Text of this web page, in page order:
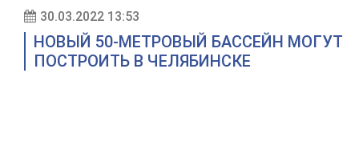
30.03.2022 13:53
НОВЫЙ 50-МЕТРОВЫЙ БАССЕЙН МОГУТ
ПОСТРОИТЬ В ЧЕЛЯБИНСКЕ